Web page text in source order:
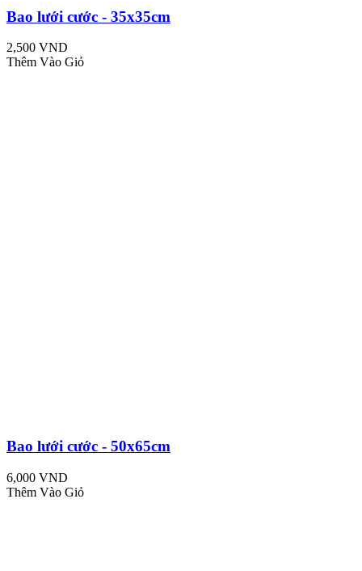
Bao lưới cước - 35x35cm
2,500 VND
Thêm Vào Giỏ
Bao lưới cước - 50x65cm
6,000 VND
Thêm Vào Giỏ